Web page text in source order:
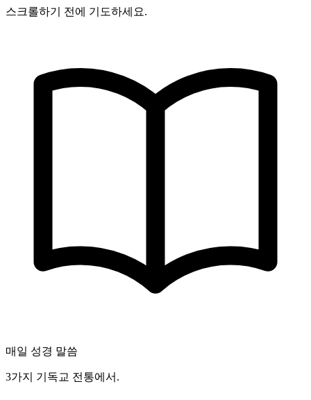
스크롤하기 전에 기도하세요.
매일 성경 말씀
3가지 기독교 전통에서.